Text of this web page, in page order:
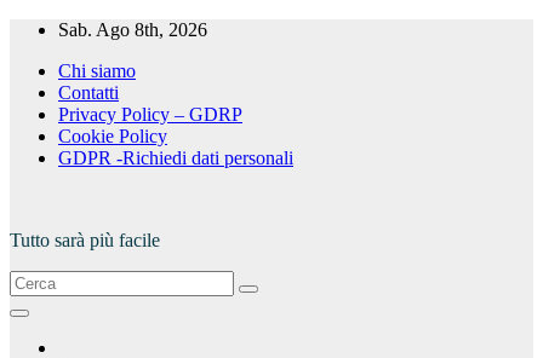
Salta
contenuto
Sab. Ago 8th, 2026
Chi siamo
Contatti
Privacy Policy – GDRP
Cookie Policy
GDPR -Richiedi dati personali
Tutto sarà più facile